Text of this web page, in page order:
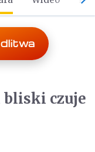
bliski czuje